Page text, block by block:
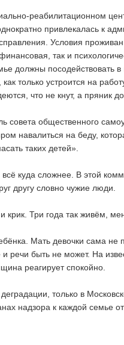
реабилитационном
привлекалась к
Условия
так и
должны посодействовать в
только устроится на
что не кнут, а пряник
совета общественного
навалиться на беду,
таких детей».
куда сложнее. В этой
другу словно чужие люди.
Три года так живём,
Мать девочки сама
речи быть не может. На
реагирует спокойно.
только в
надзора к каждой семье